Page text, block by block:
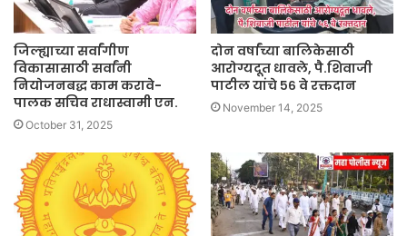
जिल्ह्याच्या सर्वांगीण
विकासासाठी सर्वांनी
नियोजनबद्ध काम करावे-
पालक सचिव राधास्वामी एन.
October 31, 2025
दोन वर्षांच्या बालिकेसाठी
आरोग्यदूत धावले, पै.शिवाजी
पाटील यांचे ५६ वे रक्तदान
November 14, 2025